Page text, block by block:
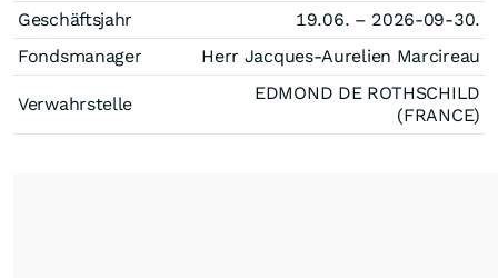
Geschäftsjahr
19.06. – 2026-09-30.
Fondsmanager
Herr Jacques-Aurelien Marcireau
Verwahrstelle
EDMOND DE ROTHSCHILD
(FRANCE)